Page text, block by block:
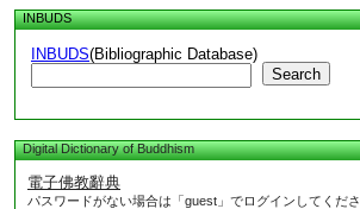
INBUDS
INBUDS(Bibliographic Database)
Search
Digital Dictionary of Buddhism
電子佛教辭典
パスワードがない場合は「guest」でログインしてくださ